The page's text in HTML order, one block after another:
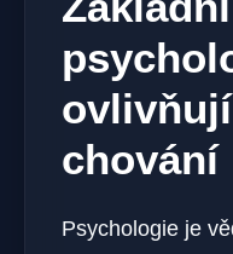
chování
Psychologie je